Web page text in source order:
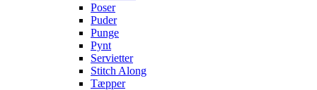
Poser
Puder
Punge
Pynt
Servietter
Stitch Along
Tæpper